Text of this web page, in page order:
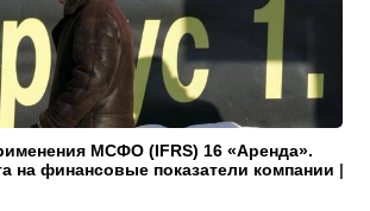
МСФО (IFRS) 16 «Аренда».
на финансовые показатели компании |